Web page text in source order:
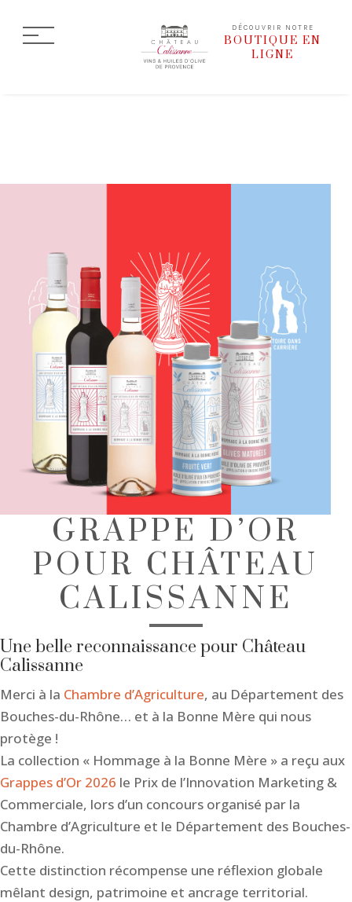
DÉCOUVRIR NOTRE
BOUTIQUE EN
LIGNE
GRAPPE D’OR
POUR CHÂTEAU
CALISSANNE
Une belle reconnaissance pour Château
Calissanne
Merci à la Chambre d’Agriculture, au Département des
Bouches-du-Rhône… et à la Bonne Mère qui nous
protège !
La collection « Hommage à la Bonne Mère » a reçu aux
Grappes d’Or 2026 le Prix de l’Innovation Marketing &
Commerciale, lors d’un concours organisé par la
Chambre d’Agriculture et le Département des Bouches-
du-Rhône.
Cette distinction récompense une réflexion globale
mêlant design, patrimoine et ancrage territorial.